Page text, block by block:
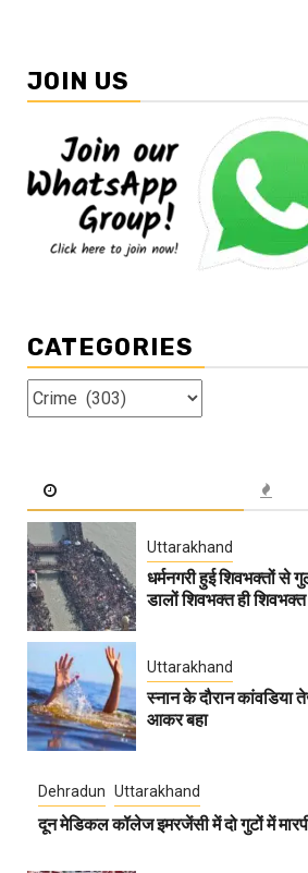
JOIN US
CATEGORIES
Categories
Uttarakhand
धर्मनगरी हुई शिवभक्तों से
डालों शिवभक्त ही शिवभक्त
Uttarakhand
स्नान के दौरान कांवडिया
आकर बहा
Dehradun Uttarakhand
दून मेडिकल कॉलेज इमरजेंसी में दो गुटों में